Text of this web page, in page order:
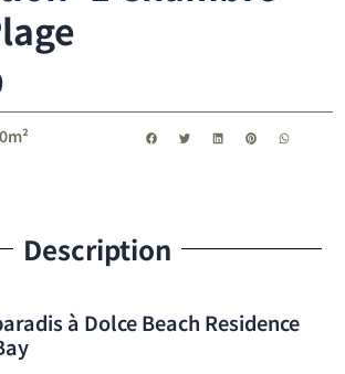
Description
à Dolce Beach Residence